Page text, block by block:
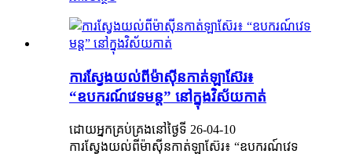
ការស្វែងយល់ពីម៉ាស៊ីនកាត់ឡាស៊ែរ៖
“ឧបករណ៍វេទមន្ត” នៅក្នុងវិស័យកាត់
ដោយអ្នកគ្រប់គ្រងនៅថ្ងៃទី 26-04-10
ការស្វែងយល់ពីម៉ាស៊ីនកាត់ឡាស៊ែរ៖ “ឧបករណ៍វេទ